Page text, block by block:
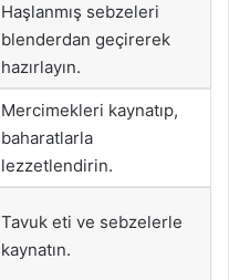
Haşlanmış sebzeleri
blenderdan geçirerek
hazırlayın.
Mercimekleri kaynatıp,
baharatlarla
lezzetlendirin.
Tavuk eti ve sebzelerle
kaynatın.